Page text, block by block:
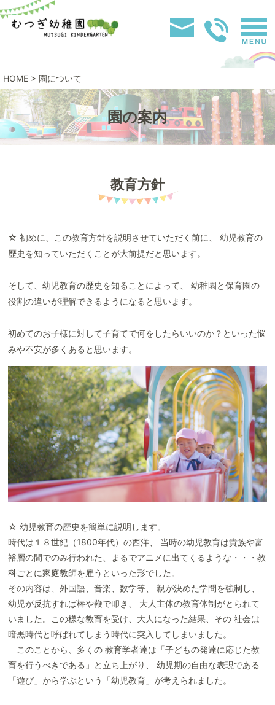
HOME > 園について
園の案内
教育方針
☆初めに、この教育方針を説明させていただく前に、 幼児教育の
歴史を知っていただくことが大前提だと思います。
そして、幼児教育の歴史を知ることによって、 幼稚園と保育園の
役割の違いが理解できるようになると思います。
初めてのお子様に対して子育てで何をしたらいいのか？といった悩
みや不安が多くあると思います。
☆ 幼児教育の歴史を簡単に説明します。
時代は１８世紀（1800年代）の西洋、 当時の幼児教育は貴族や富
裕層の間でのみ行われた、まるでアニメに出てくるような・・・教
科ごとに家庭教師を雇うといった形でした。
その内容は、外国語、音楽、数学等、 親が決めた学問を強制し、
幼児が反抗すれば棒や鞭で叩き、 大人主体の教育体制がとられて
いました。この様な教育を受け、大人になった結果、その 社会は
暗黒時代と呼ばれてしまう時代に突入してしまいました。
このことから、多くの 教育学者達は「子どもの発達に応じた教
育を行うべきである」と立ち上がり、 幼児期の自由な表現である
「遊び」から学ぶという「幼児教育」が考えられました。